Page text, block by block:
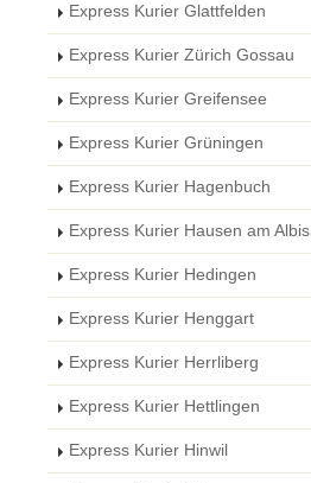
Express Kurier Glattfelden
Express Kurier Zürich Gossau
Express Kurier Greifensee
Express Kurier Grüningen
Express Kurier Hagenbuch
Express Kurier Hausen am Albis
Express Kurier Hedingen
Express Kurier Henggart
Express Kurier Herrliberg
Express Kurier Hettlingen
Express Kurier Hinwil